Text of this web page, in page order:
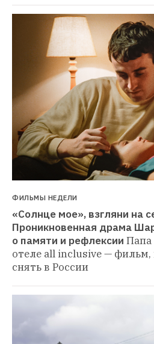
ФИЛЬМЫ НЕДЕЛИ
«Солнце мое», взгляни на
Проникновенная драма
о памяти и рефлексии Папа
отеле all inclusive —
снять в России